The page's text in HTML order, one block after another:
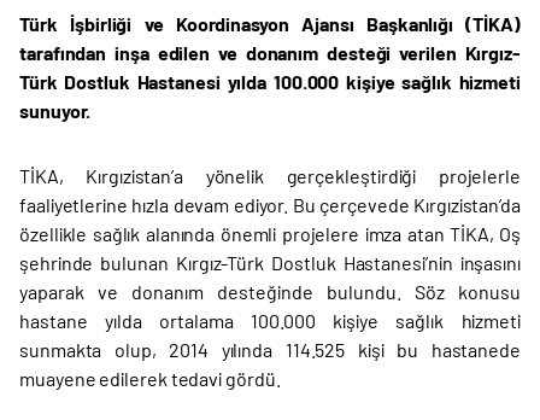
Türk İşbirliği ve Koordinasyon Ajansı Başkanlığı (TİKA)
tarafından inşa edilen ve donanım desteği verilen Kırgız-
Türk Dostluk Hastanesi yılda 100.000 kişiye sağlık hizmeti
sunuyor.
TİKA, Kırgızistan’a yönelik gerçekleştirdiği projelerle
faaliyetlerine hızla devam ediyor. Bu çerçevede Kırgızistan’da
özellikle sağlık alanında önemli projelere imza atan TİKA, Oş
şehrinde bulunan Kırgız-Türk Dostluk Hastanesi’nin inşasını
yaparak ve donanım desteğinde bulundu. Söz konusu
hastane yılda ortalama 100.000 kişiye sağlık hizmeti
sunmakta olup, 2014 yılında 114.525 kişi bu hastanede
muayene edilerek tedavi gördü.